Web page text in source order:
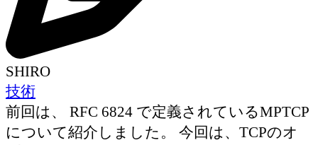
SHIRO
技術
前回は、 RFC 6824 で定義されているMPTCP
について紹介しました。 今回は、TCPのオ